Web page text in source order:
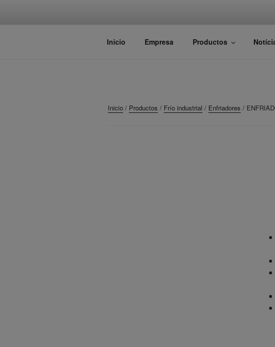
TALLERES
Fabricante de maquinaria para panadería
Inicio Empresa Productos
Inicio / Productos / Frío industrial / Enfriadores /